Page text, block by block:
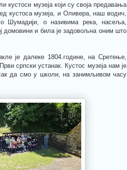
музеја који су своја предавања
кустоса музеја, и Оливера, наш водич,
Шумадији, о називима река, насеља,
домовини и била је задовољна оним што
је далеке 1804.године, на Сретење,
српски устанак. Кустос музеја нам је
да смо у школи, на занимљивом часу